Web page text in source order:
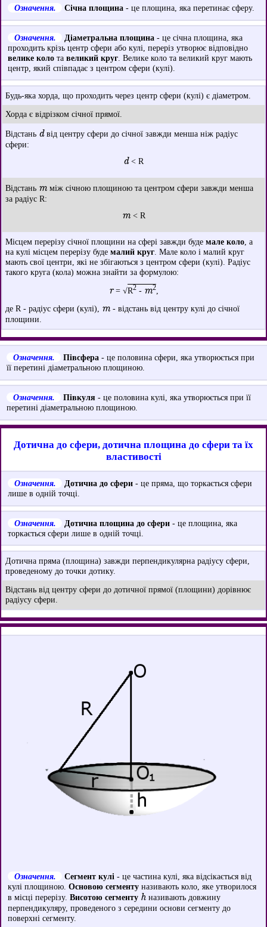
Означення. Січна площина - це площина, яка перетинає сферу.
Означення. Діаметральна площина - це січна площина, яка
проходить крізь центр сфери або кулі, переріз утворює відповідно
велике колота великий круг. Велике коло та великий круг мають
центр, який співпадає з центром сфери (кулі).
Будь-яка хорда, що проходить через центр сфери (кулі) є діаметром.
Хорда є відрізком січної прямої.
Відстань dвід центру сфери до січної завжди менша ніж радіус
сфери:
d< R
Відстань m між січною площиною та центром сфери завжди менша
за радіус R:
m< R
Місцем перерізу січної площини на сфері завжди буде мале коло , а
на кулі місцем перерізу буде малий круг . Мале коло і малий круг
мають свої центри, які не збігаються з центром сфери (кулі). Радіус
такого круга (кола) можна знайти за формулою:
r= √R2- m2,
де R - радіус сфери (кулі), m - відстань від центру кулі до січної
площини.
Означення. Півсфера - це половина сфери, яка утворюється при
її перетині діаметральною площиною.
Означення. Півкуля - це половина кулі, яка утворюється при її
перетині діаметральною площиною.
Дотична до сфери, дотична площина до сфери та їх
властивості
Означення. Дотична до сфери - це пряма, що торкається сфери
лише в одній точці.
Означення. Дотична площина до сфери - це площина, яка
торкається сфери лише в одній точці.
Дотична пряма (площина) завжди перпендикулярна радіусу сфери,
проведеному до точки дотику.
Відстань від центру сфери до дотичної прямої (площини) дорівнює
радіусу сфери.
Означення. Сегмент кулі - це частина кулі, яка відсікається від
кулі площиною. Основою сегментуназивають коло, яке утворилося
в місці перерізу. Висотою сегменту hназивають довжину
перпендикуляру, проведеного з середини основи сегменту до
поверхні сегменту.